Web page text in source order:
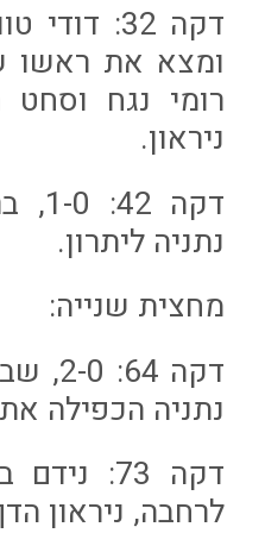
דקה 32:
ומצא את ראשו
רומי נגח
ניראון.
נתניה ליתרון.
מחצית שנייה:
דקה
נתניה הכפילה
דקה 73:
לרחבה, ניראון